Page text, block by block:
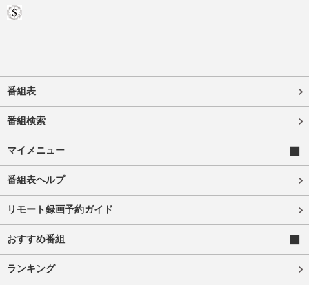
番組表
番組検索
マイメニュー
番組表ヘルプ
リモート録画予約ガイド
おすすめ番組
ランキング